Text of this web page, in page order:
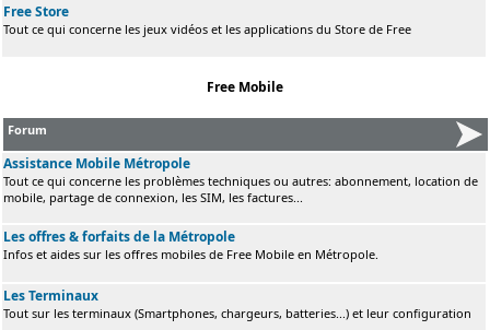
Free Store
Tout ce qui concerne les jeux vidéos et les applications du Store de Free
Free Mobile
Forum
Assistance Mobile Métropole
Tout ce qui concerne les problèmes techniques ou autres: abonnement, location de
mobile, partage de connexion, les SIM, les factures...
Les offres & forfaits de la Métropole
Infos et aides sur les offres mobiles de Free Mobile en Métropole.
Les Terminaux
Tout sur les terminaux (Smartphones, chargeurs, batteries...) et leur configuration